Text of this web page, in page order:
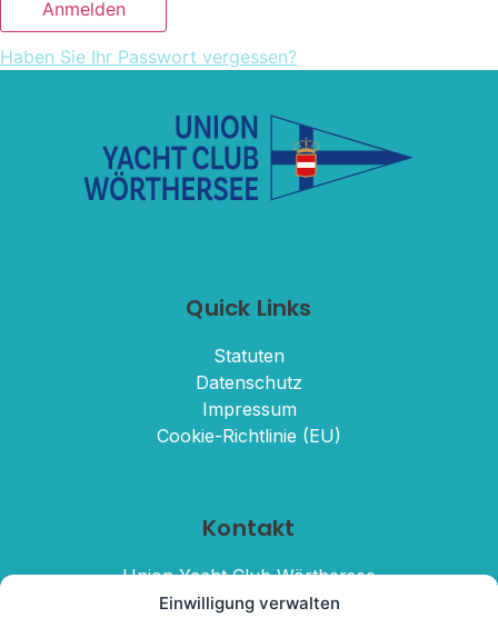
Einwilligung verwalten
Haben Sie Ihr Passwort vergessen?
Quick Links
Statuten
Datenschutz
Impressum
Cookie-Richtlinie (EU)
Kontakt
Union Yacht Club Wörthersee
Dellach, Wörthersee Süduferstraße 236